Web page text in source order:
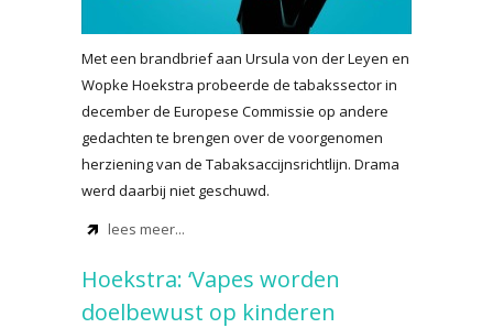
Met een brandbrief aan Ursula von der Leyen en
Wopke Hoekstra probeerde de tabakssector in
december de Europese Commissie op andere
gedachten te brengen over de voorgenomen
herziening van de Tabaksaccijnsrichtlijn. Drama
werd daarbij niet geschuwd.
lees meer...
Hoekstra: ‘Vapes worden
doelbewust op kinderen